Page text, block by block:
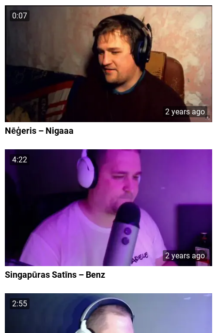
0:07
2 years ago
Nēģeris – Nigaaa
4:22
2 years ago
Singapūras Satīns – Benz
2:55